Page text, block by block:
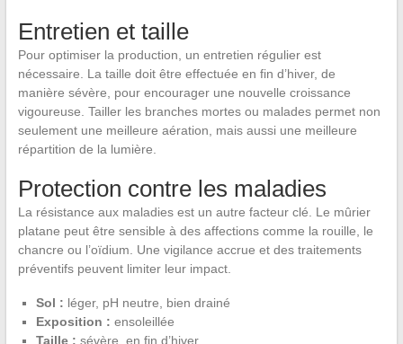
Entretien et taille
Pour optimiser la production, un entretien régulier est
nécessaire. La taille doit être effectuée en fin d’hiver, de
manière sévère, pour encourager une nouvelle croissance
vigoureuse. Tailler les branches mortes ou malades permet non
seulement une meilleure aération, mais aussi une meilleure
répartition de la lumière.
Protection contre les maladies
La résistance aux maladies est un autre facteur clé. Le mûrier
platane peut être sensible à des affections comme la rouille, le
chancre ou l’oïdium. Une vigilance accrue et des traitements
préventifs peuvent limiter leur impact.
Sol : léger, pH neutre, bien drainé
Exposition : ensoleillée
Taille : sévère, en fin d’hiver